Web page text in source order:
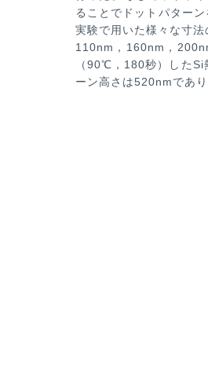
ることでドットパター
実験で用いた様々な寸法
110nm，160nm，
（90℃，180秒）したSi
ーン高さは520nmであ